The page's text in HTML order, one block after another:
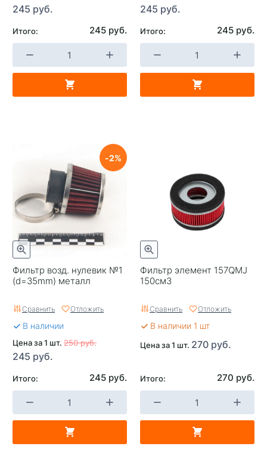
245 руб.
Итого: 245 руб.
245 руб.
Итого: 245 руб.
Фильтр возд. нулевик №1
(d=35mm) металл
2
Сравнить Отложить
В наличии
Цена за 1 шт. 250 руб.
245 руб.
Итого: 245 руб.
Фильтр элемент 157QMJ
150см3
Сравнить Отложить
В наличии 1 шт
Цена за 1 шт. 270 руб.
Итого: 270 руб.